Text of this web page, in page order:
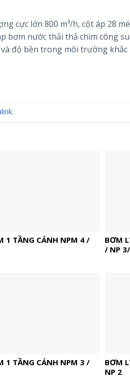
cực lớn 800 m³/h, cột áp 28
bơm nước thải thả chìm công
độ bền trong môi trường khắc
.
1 TẦNG CÁNH NPM 4 /
BƠM
/ NP
1 TẦNG CÁNH NPM 3 /
BƠM
NP 2